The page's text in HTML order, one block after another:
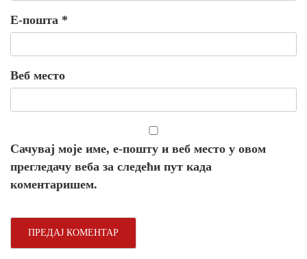
Е-пошта *
Веб место
Сачувај моје име, е-пошту и веб место у овом
прегледачу веба за следећи пут када
коментаришем.